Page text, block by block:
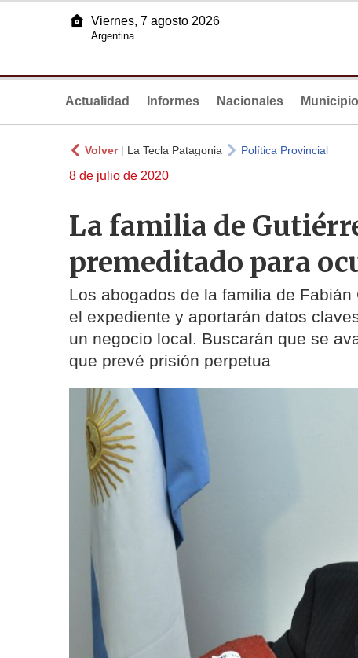
Viernes, 7 agosto 2026
Argentina
Actualidad Informes Nacionales
Volver| La Tecla Patagonia Política Provincial
8 de julio de 2020
La familia de
premeditado para
Los abogados de la familia de
el expediente y aportarán datos
un negocio local. Buscarán que se
que prevé prisión perpetua